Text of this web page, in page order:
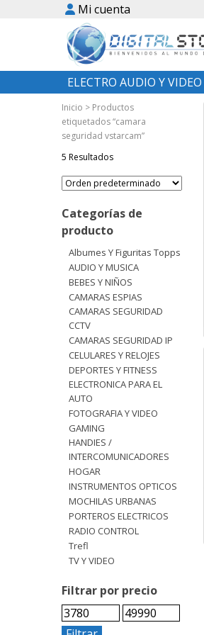
Mi cuenta
ELECTRO AUDIO Y VIDEO
Inicio > Productos
etiquetados “camara
seguridad vstarcam”
5 Resultados
Categorías de
producto
Albumes Y Figuritas Topps
AUDIO Y MUSICA
BEBES Y NIÑOS
CAMARAS ESPIAS
CAMARAS SEGURIDAD
CCTV
CAMARAS SEGURIDAD IP
CELULARES Y RELOJES
DEPORTES Y FITNESS
ELECTRONICA PARA EL
AUTO
FOTOGRAFIA Y VIDEO
GAMING
HANDIES /
INTERCOMUNICADORES
HOGAR
INSTRUMENTOS OPTICOS
MOCHILAS URBANAS
PORTEROS ELECTRICOS
RADIO CONTROL
Trefl
TV Y VIDEO
Filtrar por precio